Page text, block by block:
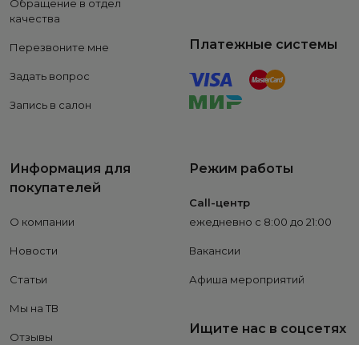
Обращение в отдел
качества
Перезвоните мне
Задать вопрос
Запись в салон
Платежные системы
Информация для
покупателей
О компании
Новости
Статьи
Мы на ТВ
Отзывы
Режим работы
Call-центр
ежедневно с 8:00 до 21:00
Вакансии
Афиша мероприятий
Ищите нас в соцсетях